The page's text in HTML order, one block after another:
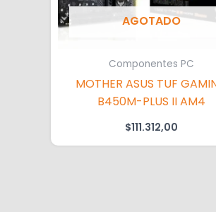
AGOTADO
Componentes PC
MOTHER ASUS TUF
B450M-PLUS II AM4
$111.312,00